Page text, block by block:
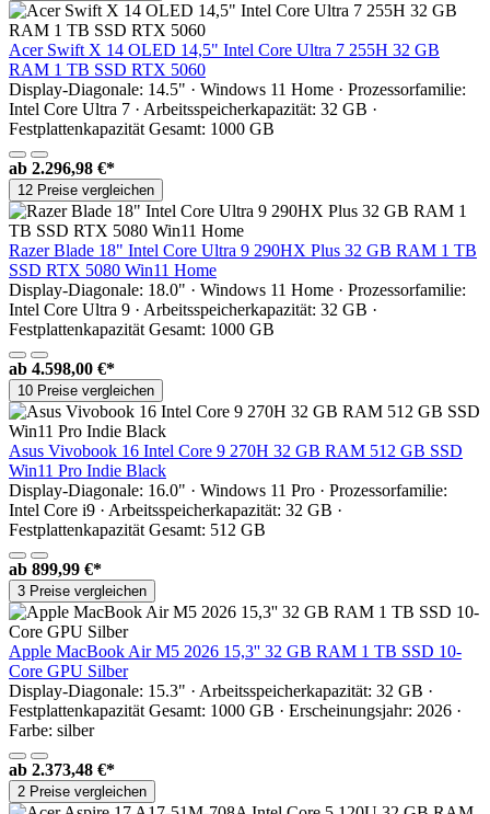
Acer Swift X 14 OLED 14,5" Intel Core Ultra 7 255H 32 GB
RAM 1 TB SSD RTX 5060
Display-Diagonale: 14.5" · Windows 11 Home · Prozessorfamilie:
Intel Core Ultra 7 · Arbeitsspeicherkapazität: 32 GB ·
Festplattenkapazität Gesamt: 1000 GB
ab 2.296,98 €*
12 Preise vergleichen
Razer Blade 18" Intel Core Ultra 9 290HX Plus 32 GB RAM 1 TB
SSD RTX 5080 Win11 Home
Display-Diagonale: 18.0" · Windows 11 Home · Prozessorfamilie:
Intel Core Ultra 9 · Arbeitsspeicherkapazität: 32 GB ·
Festplattenkapazität Gesamt: 1000 GB
ab 4.598,00 €*
10 Preise vergleichen
Asus Vivobook 16 Intel Core 9 270H 32 GB RAM 512 GB SSD
Win11 Pro Indie Black
Display-Diagonale: 16.0" · Windows 11 Pro · Prozessorfamilie:
Intel Core i9 · Arbeitsspeicherkapazität: 32 GB ·
Festplattenkapazität Gesamt: 512 GB
ab 899,99 €*
3 Preise vergleichen
Apple MacBook Air M5 2026 15,3'' 32 GB RAM 1 TB SSD 10-
Core GPU Silber
Display-Diagonale: 15.3" · Arbeitsspeicherkapazität: 32 GB ·
Festplattenkapazität Gesamt: 1000 GB · Erscheinungsjahr: 2026 ·
Farbe: silber
ab 2.373,48 €*
2 Preise vergleichen